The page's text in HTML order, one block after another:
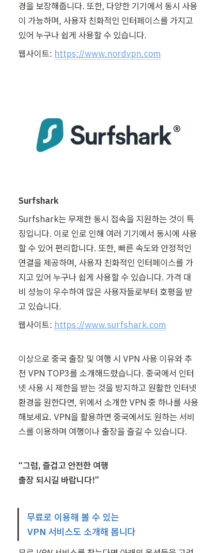
경을 보장해줍니다. 또한, 다양한 기기에서 동시 사용
이 가능하며, 사용자 친화적인 인터페이스를 가지고
있어 누구나 쉽게 사용할 수 있습니다.
웹사이트: https://www.nordvpn.com
Surfshark
Surfshark는 무제한 동시 접속을 지원하는 것이 특
징입니다. 이로 인로 인해 여러 기기에서 동시에 사용
할 수 있어 편리합니다. 또한, 빠른 속도와 안정적인
연결을 제공하며, 사용자 친화적인 인터페이스를 가
지고 있어 누구나 쉽게 사용할 수 있습니다. 가격 대
비 성능이 우수하여 많은 사용자들로부터 호평을 받
고 있습니다.
웹사이트: https://www.surfshark.com
이상으로 중국 출장 및 여행 시 VPN 사용 이유와 추
천 VPN TOP3를 소개해드렸습니다. 중국에서 인터
넷 사용 시 제한을 받는 것을 방지하고 원활한 인터넷
환경을 원한다면, 위에서 소개한 VPN 중 하나를 사용
해보세요. VPN을 활용하면 중국에서도 원하는 서비
스를 이용하며 여행이나 출장을 즐길 수 있습니다.
“그럼, 즐겁고 안전한 여행
출장 되시길 바랍니다!”
무료로 이용해 볼 수 있는
VPN 서비스도 소개해 봅니다